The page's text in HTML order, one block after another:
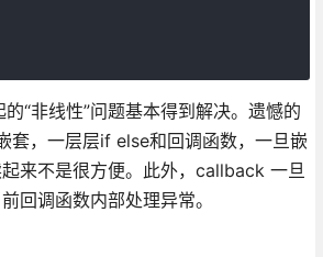
“非线性”问题基本得到解决。遗憾的
套，一层层if else和回调函数，一旦嵌
来不是很方便。此外，callback 一旦
回调函数内部处理异常。